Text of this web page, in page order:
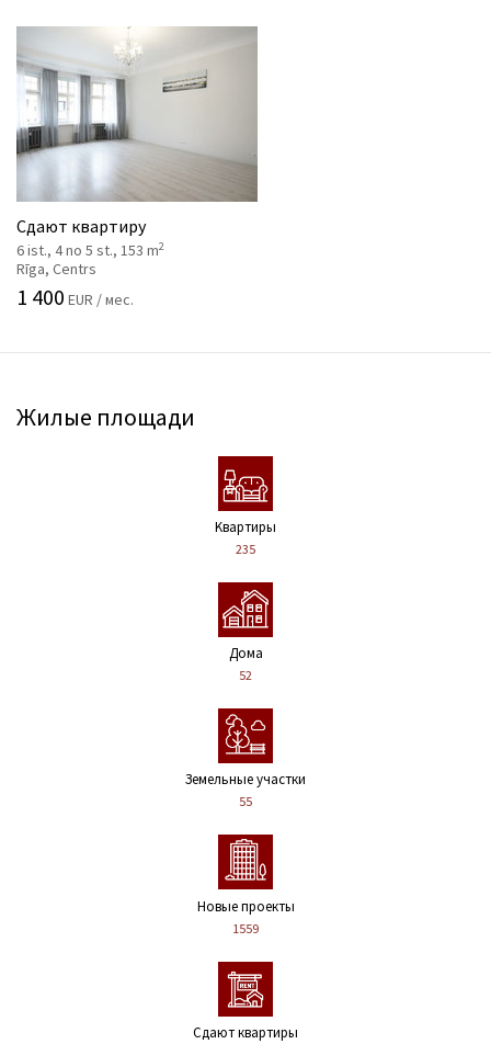
Сдают квартиру
6 ist., 4 no 5 st., 153 m2
Rīga, Centrs
1 400 EUR / мес.
Жилые площади
Kвартиры
235
Дома
52
Земельные участки
55
Новые проекты
1559
Сдают квартиры